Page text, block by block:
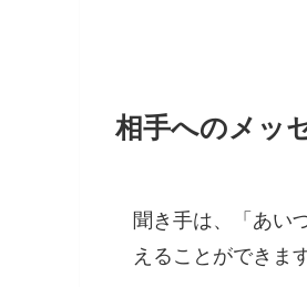
相手へのメッ
聞き手は、「あい
えることができま